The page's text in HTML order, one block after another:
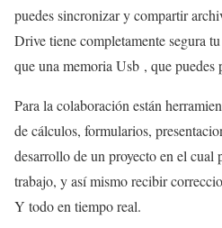
puedes sincronizar y compartir
Drive tiene completamente segura
que una memoria Usb , que puedes
Para la colaboración están
de cálculos, formularios,
desarrollo de un proyecto en el cual
trabajo, y así mismo recibir
Y todo en tiempo real.